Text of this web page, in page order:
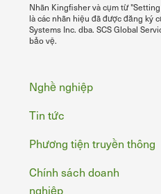
Nhãn Kingfisher và cụm từ
là các nhãn hiệu đã được đăng ký
Systems Inc. dba. SCS Global
bảo vệ.
Chân
Nghề nghiệp
Tin tức
Phương tiện truyền thông
Chính sách doanh
nghiệp